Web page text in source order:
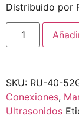
Distribuido por
SKU: RU-40-
Conexiones,
Ultrasonidos